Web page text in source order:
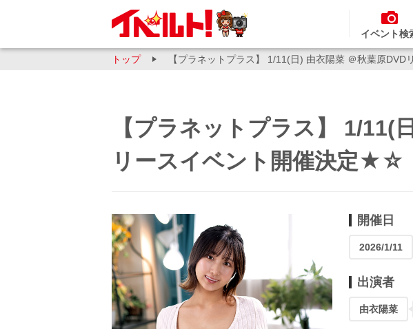
イベント検
トップ 【プラネットプラス】 1/11(日) 由衣陽菜 ＠秋葉原
【プラネットプラス】 1/11(
リースイベント開催決定★☆
開催日
2026/1/11
出演者
由衣陽菜